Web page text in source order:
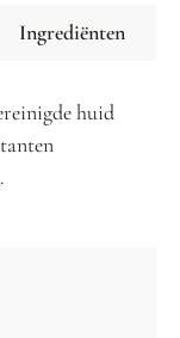
Ingrediënten
huid